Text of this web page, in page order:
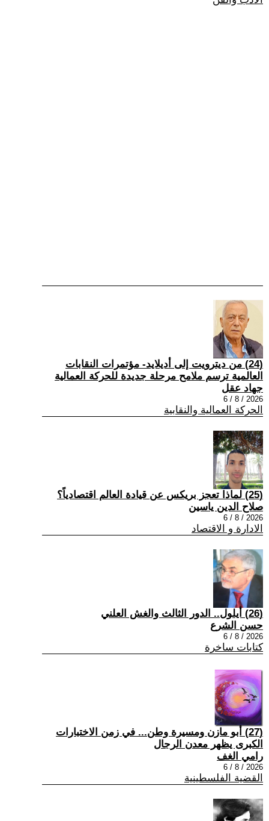
(24) من ديترويت إلى أديلايد- مؤتمرات النقابات
العالمية ترسم ملامح مرحلة جديدة للحركة العمالية
جهاد عقل
2026 / 8 / 6
الحركة العمالية والنقابية
(25) لماذا تعجز بريكس عن قيادة العالم اقتصادياً؟
صلاح الدين ياسين
2026 / 8 / 6
الادارة و الاقتصاد
(26) أيلول.. الدور الثالث والغش العلني
حسن الشرع
2026 / 8 / 6
كتابات ساخرة
(27) أبو مازن ومسيرة وطن... في زمن الاختبارات
الكبرى يظهر معدن الرجال
رامي الغف
2026 / 8 / 6
القضية الفلسطينية